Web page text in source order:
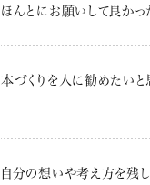
ほんとにお願いして良かっ
本づくりを人に勧めたいと
自分の想いや考え方を残し